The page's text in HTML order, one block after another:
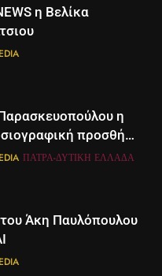
η Βελίκα
η
προσθήκη
στην Πάτρα
ΠΆΤΡΑ-ΔΥΤΙΚΉ ΕΛΛΆΔΑ
του Άκη Παυλόπουλου